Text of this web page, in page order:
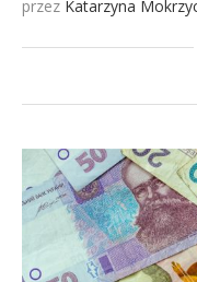
przez Katarzyna